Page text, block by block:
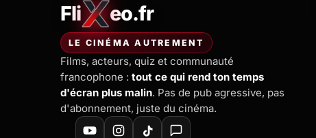
Fli eo.fr
FliXeo.fr
—
Accueil
LE CINÉMA AUTREMENT
Films, acteurs, quiz et communauté
francophone : tout ce qui rend ton temps
d'écran plus malin. Pas de pub agressive, pas
d'abonnement, juste du cinéma.